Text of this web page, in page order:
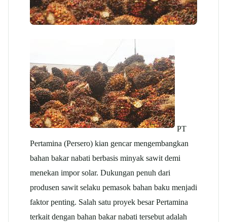
PT
Pertamina (Persero) kian gencar mengembangkan
bahan bakar nabati berbasis minyak sawit demi
menekan impor solar. Dukungan penuh dari
produsen sawit selaku pemasok bahan baku menjadi
faktor penting. Salah satu proyek besar Pertamina
terkait dengan bahan bakar nabati tersebut adalah